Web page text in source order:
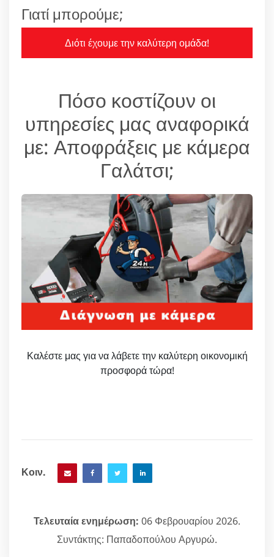
Γιατί μπορούμε;
Διότι έχουμε την καλύτερη ομάδα!
Πόσο κοστίζουν οι
υπηρεσίες μας αναφορικά
με: Αποφράξεις με κάμερα
Γαλάτσι;
Καλέστε μας για να λάβετε την καλύτερη οικονομική
προσφορά τώρα!
Κοιν.
Τελευταία ενημέρωση: 06 Φεβρουαρίου 2026.
Συντάκτης: Παπαδοπούλου Αργυρώ.